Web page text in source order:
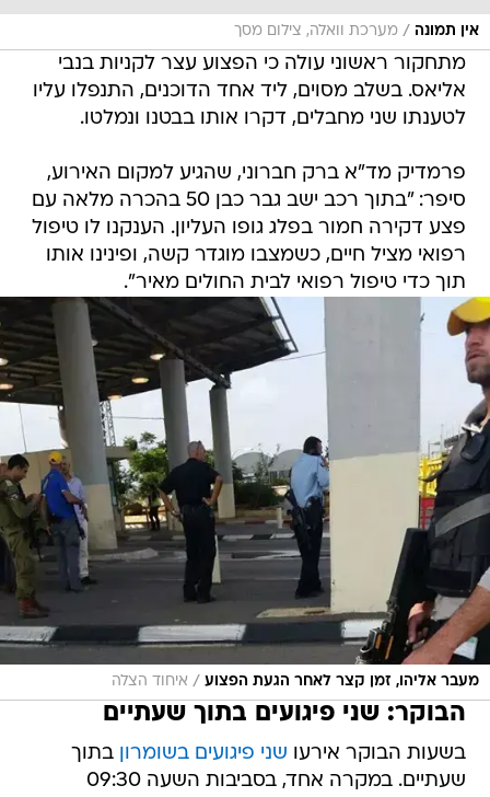
אין תמונה / מערכת וואלה, צילום מסך
מתחקור ראשוני עולה כי הפצוע עצר לקניות בנבי
אליאס. בשלב מסוים, ליד אחד הדוכנים, התנפלו עליו
לטענתו שני מחבלים, דקרו אותו בבטנו ונמלטו.
פרמדיק מד"א ברק חברוני, שהגיע למקום האירוע,
סיפר: "בתוך רכב ישב גבר כבן 50 בהכרה מלאה עם
פצע דקירה חמור בפלג גופו העליון. הענקנו לו טיפול
רפואי מציל חיים, כשמצבו מוגדר קשה, ופינינו אותו
תוך כדי טיפול רפואי לבית החולים מאיר".
מעבר אליהו, זמן קצר לאחר הגעת הפצוע / איחוד הצלה
הבוקר: שני פיגועים בתוך שעתיים
בשעות הבוקר אירעו שני פיגועים בשומרון בתוך
שעתיים. במקרה אחד, בסביבות השעה 09:30